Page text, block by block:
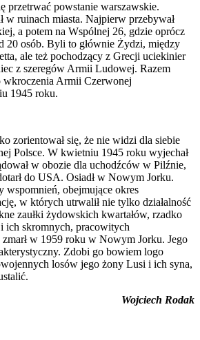
przetrwać powstanie warszawskie.
w ruinach miasta. Najpierw przebywał
a potem na Wspólnej 26, gdzie oprócz
20 osób. Byli to głównie Żydzi, między
ale też pochodzący z Grecji uciekinier
z szeregów Armii Ludowej. Razem
wkroczenia Armii Czerwonej
1945 roku.
zorientował się, że nie widzi dla siebie
Polsce. W kwietniu 1945 roku wyjechał
w obozie dla uchodźców w Pilźnie,
do USA. Osiadł w Nowym Jorku.
wspomnień, obejmujące okres
w których utrwalił nie tylko działalność
zaułki żydowskich kwartałów, rzadko
ich skromnych, pracowitych
w 1959 roku w Nowym Jorku. Jego
Zdobi go bowiem logo
losów jego żony Lusi i ich syna,
Wojciech Rodak